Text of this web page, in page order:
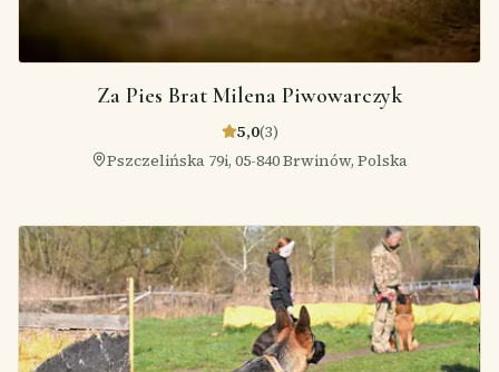
Za Pies Brat Milena Piwowarczyk
5,0(3)
Pszczelińska 79i, 05-840 Brwinów, Polska